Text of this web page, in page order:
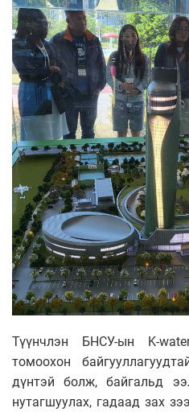
Түүнчлэн БНСУ-ын K-
томоохон
дүнтэй болж, байгальд
нутагшуулах, гадаад зах